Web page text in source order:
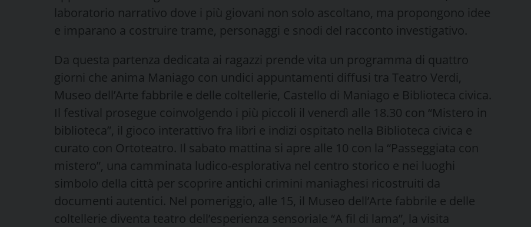
laboratorio narrativo dove i più giovani non solo ascoltano, ma propongono idee
e imparano a costruire trame, personaggi e snodi del racconto investigativo.
Da questa partenza dedicata ai ragazzi prende vita un programma di quattro
giorni che anima Maniago con undici appuntamenti diffusi tra Teatro Verdi,
Museo dell’Arte fabbrile e delle coltellerie, Castello di Maniago e Biblioteca civica.
Il festival prosegue coinvolgendo i più piccoli il venerdì alle 18.30 con “Mistero in
biblioteca”, il gioco interattivo fra libri e indizi ospitato nella Biblioteca civica e
curato con Ortoteatro. Il sabato mattina si apre alle 10 con la “Passeggiata con
mistero”, una camminata ludico-esplorativa nel centro storico e nei luoghi
simbolo della città per scoprire antichi crimini maniaghesi ricostruiti da
documenti autentici. Nel pomeriggio, alle 15, il Museo dell’Arte fabbrile e delle
coltellerie diventa teatro dell’esperienza sensoriale “A fil di lama”, la visita